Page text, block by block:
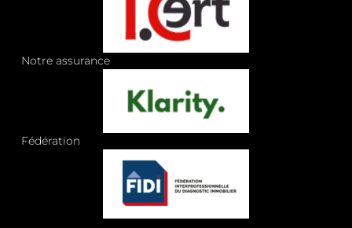
Notre assurance
Fédération